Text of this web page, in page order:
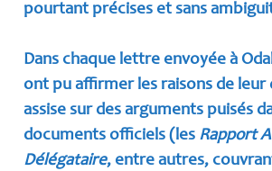
pourtant précises et sans
Dans chaque lettre envoyée à
ont pu affirmer les raisons de leur
assise sur des arguments puisés
documents officiels (les Rapport
Délégataire, entre autres,